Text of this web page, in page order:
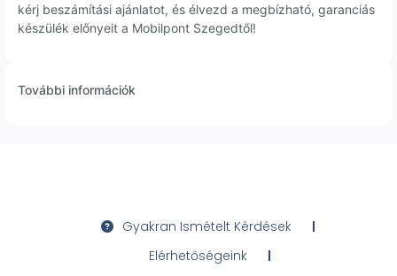
kérj beszámítási ajánlatot, és élvezd a megbízható, garanciás
készülék előnyeit a Mobilpont Szegedtől!
További információk
Gyakran Ismételt Kérdések
Elérhetőségeink